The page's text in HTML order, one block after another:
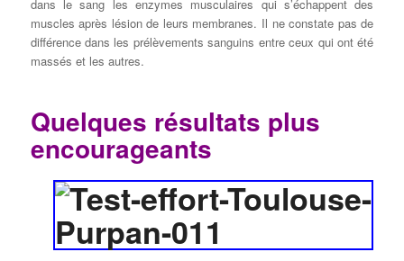
dans le sang les enzymes musculaires qui s’échappent des
muscles après lésion de leurs membranes. Il ne constate pas de
différence dans les prélèvements sanguins entre ceux qui ont été
massés et les autres.
Quelques résultats plus
encourageants